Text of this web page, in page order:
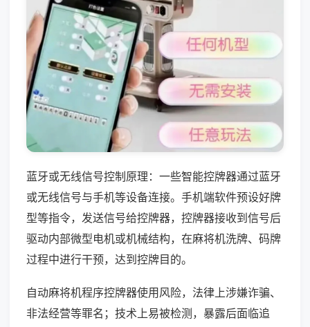
蓝牙或无线信号控制原理：一些智能控牌器通过蓝牙
或无线信号与手机等设备连接。手机端软件预设好牌
型等指令，发送信号给控牌器，控牌器接收到信号后
驱动内部微型电机或机械结构，在麻将机洗牌、码牌
过程中进行干预，达到控牌目的。
自动麻将机程序控牌器使用风险，法律上涉嫌诈骗、
非法经营等罪名；技术上易被检测，暴露后面临追